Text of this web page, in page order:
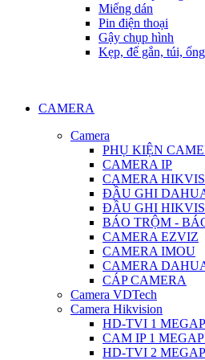
Miếng dán
Pin điện thoại
Gậy chụp hình
Kẹp, đế gắn, túi,
CAMERA
Camera
PHỤ KIỆN
CAMERA IP
CAMERA
ĐẦU GHI
ĐẦU GHI
BÁO TRỘM -
CAMERA EZVIZ
CAMERA IMOU
CAMERA
CÁP CAMERA
Camera VDTech
Camera Hikvision
HD-TVI 1
CAM IP 1
HD-TVI 2